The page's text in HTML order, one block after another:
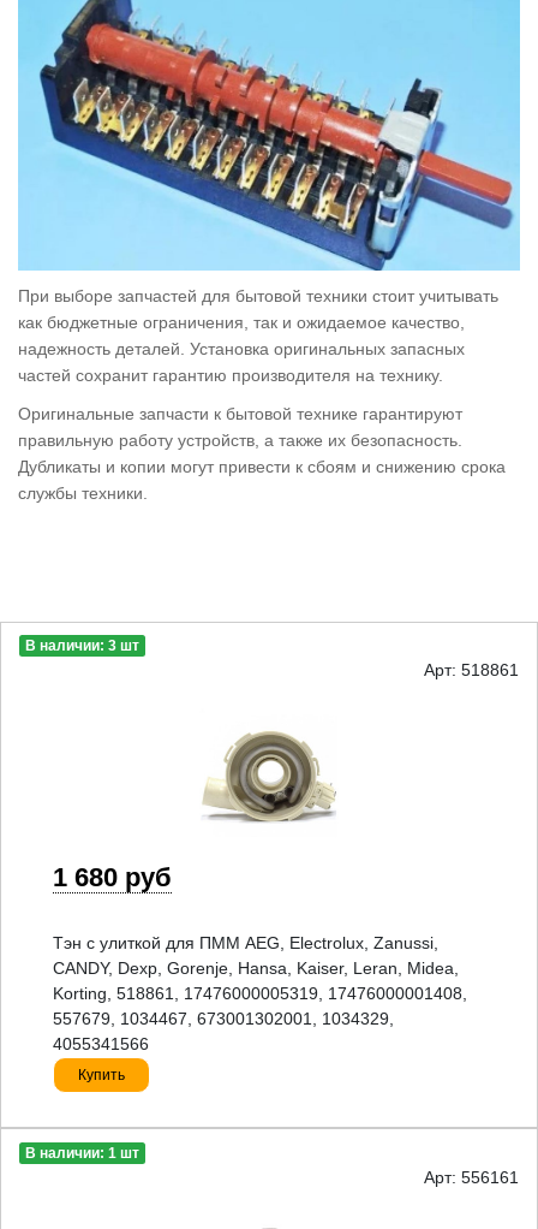
При выборе запчастей для бытовой техники стоит учитывать
как бюджетные ограничения, так и ожидаемое качество,
надежность деталей. Установка оригинальных запасных
частей сохранит гарантию производителя на технику.
Оригинальные запчасти к бытовой технике гарантируют
правильную работу устройств, а также их безопасность.
Дубликаты и копии могут привести к сбоям и снижению срока
службы техники.
В наличии: 3 шт
Арт: 518861
1 680 руб
Тэн с улиткой для ПММ AEG, Electrolux, Zanussi,
CANDY, Dexp, Gorenje, Hansa, Kaiser, Leran, Midea,
Korting, 518861, 17476000005319, 17476000001408,
557679, 1034467, 673001302001, 1034329,
4055341566
Купить
В наличии: 1 шт
Арт: 556161